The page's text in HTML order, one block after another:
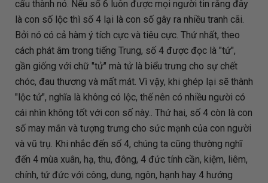
cấu thành nó. Nếu số 6 luôn được mọi người tin rằng đây
là con số lộc thì số 4 lại là con số gây ra nhiều tranh cãi.
Bởi nó có cả hàm ý tích cực và tiêu cực. Thứ nhất, theo
cách phát âm trong tiếng Trung, số 4 được đọc là "tứ",
gần giống với chữ "tử" mà tử là biểu trưng cho sự chết
chóc, đau thương và mất mát. Vì vậy, khi ghép lại sẽ thành
"lộc tử", nghĩa là không có lộc, thế nên có nhiều người có
cái nhìn không tốt với con số này.. Thứ hai, số 4 còn là con
số may mắn và tượng trưng cho sức mạnh của con người
và vũ trụ. Khi nhắc đến số 4, chúng ta cũng thường nghĩ
đến 4 mùa xuân, hạ, thu, đông, 4 đức tính cần, kiệm, liêm,
chính, tứ đức với công, dung, ngôn, hạnh hay 4 hướng